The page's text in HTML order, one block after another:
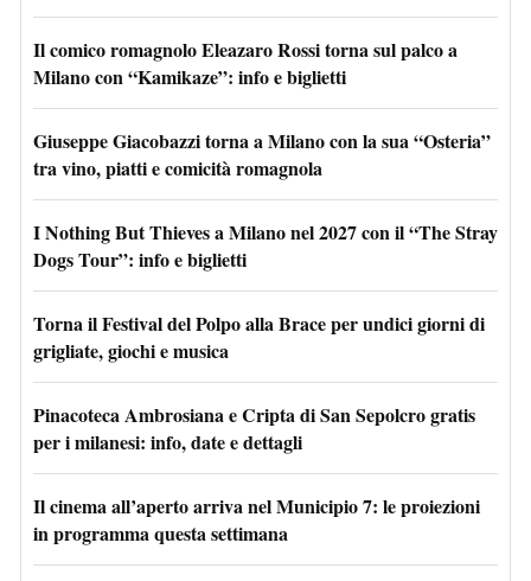
Il comico romagnolo Eleazaro Rossi torna sul palco a
Milano con “Kamikaze”: info e biglietti
Giuseppe Giacobazzi torna a Milano con la sua “Osteria”
tra vino, piatti e comicità romagnola
I Nothing But Thieves a Milano nel 2027 con il “The Stray
Dogs Tour”: info e biglietti
Torna il Festival del Polpo alla Brace per undici giorni di
grigliate, giochi e musica
Pinacoteca Ambrosiana e Cripta di San Sepolcro gratis
per i milanesi: info, date e dettagli
Il cinema all’aperto arriva nel Municipio 7: le proiezioni
in programma questa settimana